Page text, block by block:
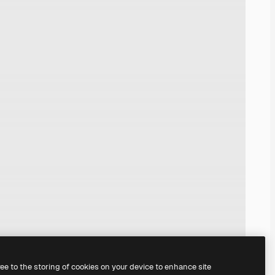
to the storing of cookies on your device to enhance site